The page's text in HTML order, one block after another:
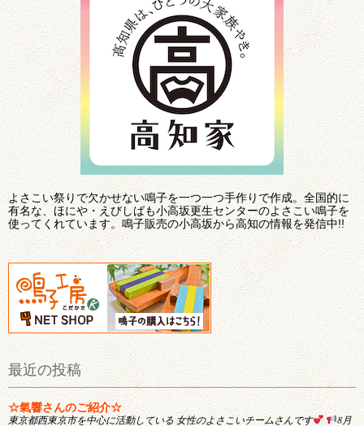
よさこい祭りで欠かせない鳴子を一つ一つ手作りで作成。全国的に
有名な、ほにや・えびしばも小高坂更生センターのよさこい鳴子を
使ってくれています。鳴子販売の小高坂から高知の情報を発信中!!
最近の投稿
☆氣響さんのご紹介☆
東京都西東京市を中心に活動している 女性のよさこいチームさんです
8月